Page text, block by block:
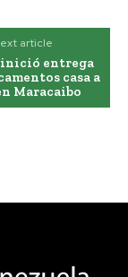
article
inició entrega
casa a
Maracaibo